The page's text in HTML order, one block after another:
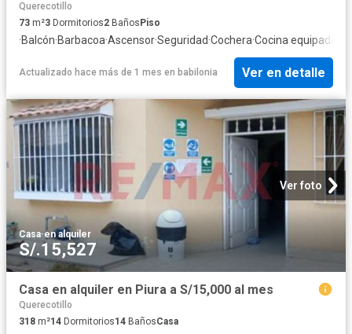
Querecotillo
73 m²3 Dormitorios2 Baños Piso
·Balcón·Barbacoa·Ascensor·Seguridad·Cochera·Cocina equipada
Actualizado hace más de 1 mes en babilonia Ver en detalle
Ver foto
Casa·en alquiler
S/.15,527
Casa en alquiler en Piura a S/15,000 al mes
Querecotillo
318 m²14 Dormitorios14 BañosCasa